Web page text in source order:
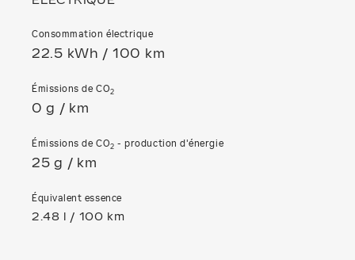
Consommation électrique
22.5 kWh / 100 km
Émissions de CO2
0 g / km
Émissions de CO2 - production d'énergie
25 g / km
Équivalent essence
2.48 l / 100 km